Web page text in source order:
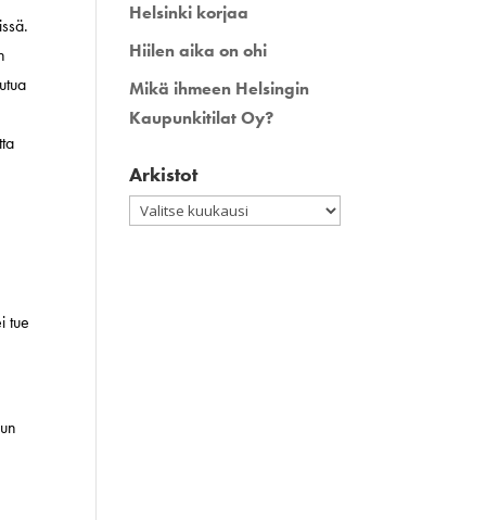
tue
Helsinki korjaa
Hiilen aika on ohi
Mikä ihmeen Helsingin
Kaupunkitilat Oy?
Arkistot
Arkistot